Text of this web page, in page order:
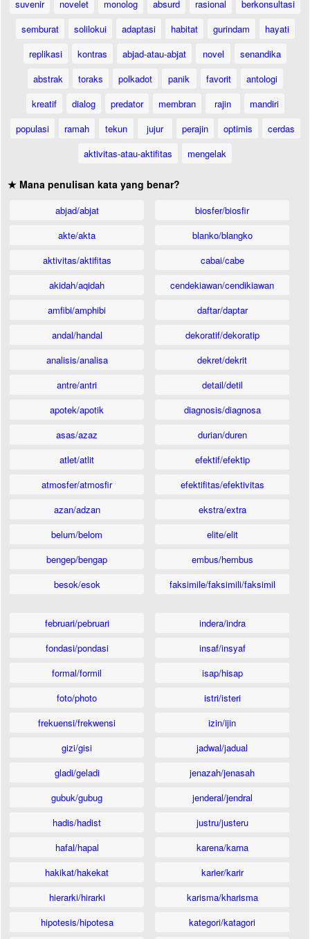
suvenir
novelet monolog absurd rasional
berkonsultasi
semburat
solilokui adaptasi habitat gurindam
hayati
replikasi
kontras abjad-atau-abjat novel
senandika
abstrak
toraks polkadot panik favorit
antologi
kreatif
dialog predator membran rajin
mandiri
populasi
ramah tekun jujur perajin optimis
cerdas
aktivitas-atau-aktifitas
mengelak
★ Mana penulisan kata yang benar?
abjad/abjat
akte/akta
aktivitas/aktifitas
akidah/aqidah
amfibi/amphibi
andal/handal
analisis/analisa
antre/antri
apotek/apotik
asas/azaz
atlet/atlit
atmosfer/atmosfir
azan/adzan
belum/belom
bengep/bengap
besok/esok
biosfer/biosfir
blanko/blangko
cabai/cabe
cendekiawan/cendikiawan
daftar/daptar
dekoratif/dekoratip
dekret/dekrit
detail/detil
diagnosis/diagnosa
durian/duren
efektif/efektip
efektifitas/efektivitas
ekstra/extra
elite/elit
embus/hembus
faksimile/faksimili/faksimil
februari/pebruari
fondasi/pondasi
formal/formil
foto/photo
frekuensi/frekwensi
gizi/gisi
gladi/geladi
gubuk/gubug
hadis/hadist
hafal/hapal
hakikat/hakekat
hierarki/hirarki
hipotesis/hipotesa
indera/indra
insaf/insyaf
isap/hisap
istri/isteri
izin/ijin
jadwal/jadual
jenazah/jenasah
jenderal/jendral
justru/justeru
karena/karna
karier/karir
karisma/kharisma
kategori/katagori